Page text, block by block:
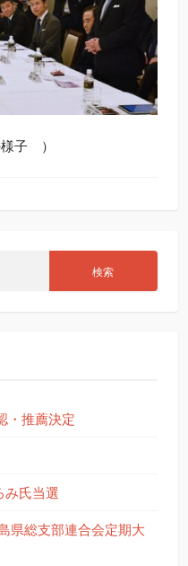
子 ）
・推薦決定
み氏当選
県総支部連合会定期大